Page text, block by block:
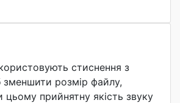
стиснення з
розмір файлу,
цьому прийнятну якість звуку